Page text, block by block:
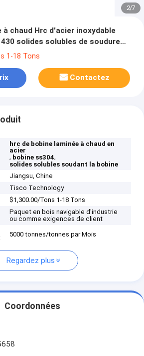
2/7
à chaud Hrc d'acier inoxydable
430 solides solubles de soudure
1-18 Tons
Contactez
hrc de bobine laminée à chaud en
acier
, bobine ss304,
solides solubles soudant la bobine
Jiangsu, Chine
Tisco Technology
$1,300.00/Tons 1-18 Tons
Paquet en bois navigable d'industrie
ou comme exigences de client
5000 tonnes/tonnes par Mois
Regardez plus
Coordonnées